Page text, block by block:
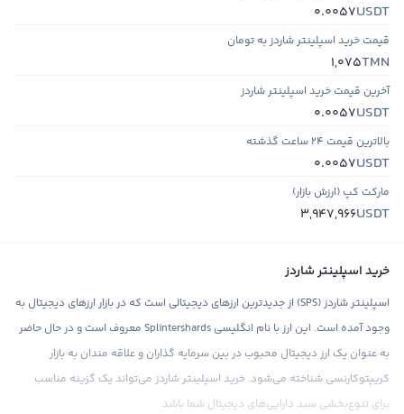
USDT
0.0057
قیمت خرید اسپلینتر شاردز به تومان
TMN
1,075
آخرین قیمت خرید اسپلینتر شاردز
USDT
0.0057
بالاترین قیمت ۲۴ ساعت گذشته
USDT
0.0057
مارکت کپ (ارزش بازار)
USDT
3,947,966
خرید اسپلینتر شاردز
اسپلینتر شاردز (SPS) از جدیدترین ارزهای دیجیتالی است که در بازار ارزهای دیجیتال به
وجود آمده است. این ارز با نام انگلیسی Splintershards معروف است و در حال حاضر
به عنوان یک ارز دیجیتال محبوب در بین سرمایه گذاران و علاقه مندان به بازار
کریپتوکارنسی شناخته می‌شود. خرید اسپلینتر شاردز می‌تواند یک گزینه مناسب
برای تنوع‌بخشی سبد دارایی‌های دیجیتال شما باشد.